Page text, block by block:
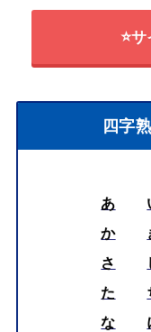
⭐
四字
あ
か
さ
た
な